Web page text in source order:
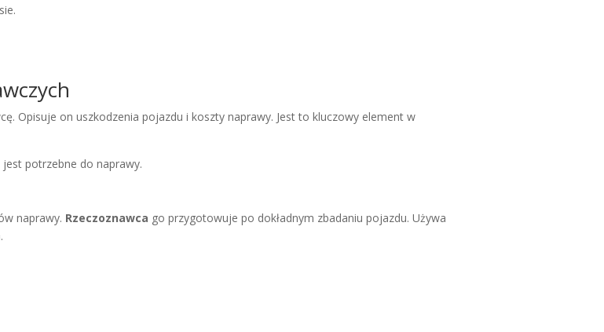
Opisuje on uszkodzenia pojazdu i koszty naprawy. Jest to kluczowy element w
potrzebne do naprawy.
naprawy. Rzeczoznawca go przygotowuje po dokładnym zbadaniu pojazdu. Używa